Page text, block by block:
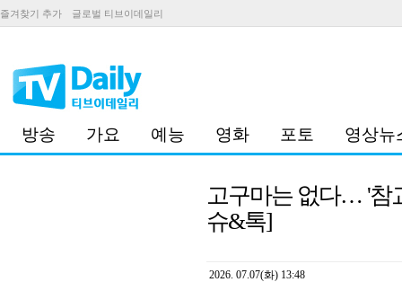
즐겨찾기 추가 글로벌 티브이데일리
방송 가요 예능 영화 포토 영상뉴
고구마는 없다… '참
슈&톡]
2026. 07.07(화) 13:48